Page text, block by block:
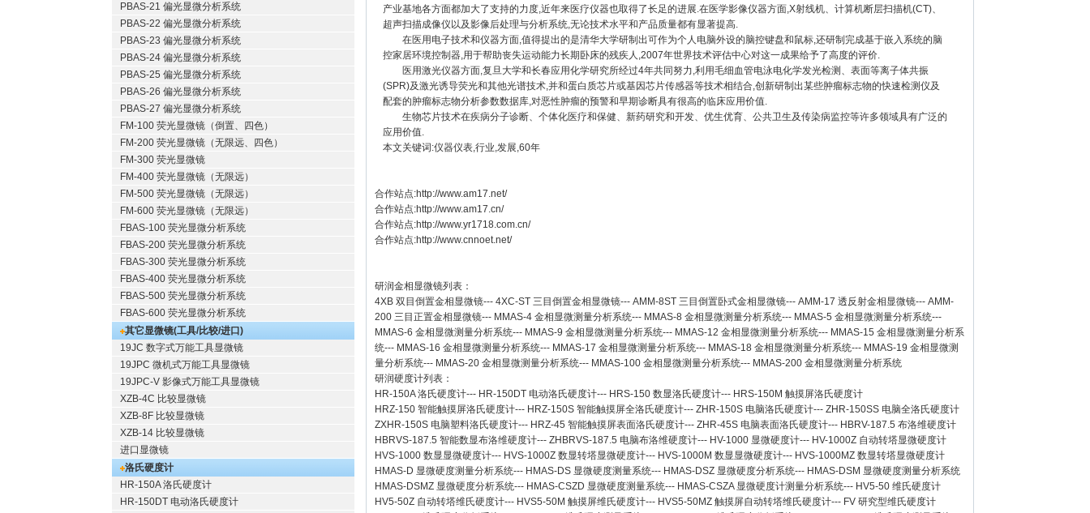
PBAS-21 偏光显微分析系统
PBAS-22 偏光显微分析系统
PBAS-23 偏光显微分析系统
PBAS-24 偏光显微分析系统
PBAS-25 偏光显微分析系统
PBAS-26 偏光显微分析系统
PBAS-27 偏光显微分析系统
FM-100 荧光显微镜（倒置、四色）
FM-200 荧光显微镜（无限远、四色）
FM-300 荧光显微镜
FM-400 荧光显微镜（无限远）
FM-500 荧光显微镜（无限远）
FM-600 荧光显微镜（无限远）
FBAS-100 荧光显微分析系统
FBAS-200 荧光显微分析系统
FBAS-300 荧光显微分析系统
FBAS-400 荧光显微分析系统
FBAS-500 荧光显微分析系统
FBAS-600 荧光显微分析系统
其它显微镜(工具/比较/进口)
19JC 数字式万能工具显微镜
19JPC 微机式万能工具显微镜
19JPC-V 影像式万能工具显微镜
XZB-4C 比较显微镜
XZB-8F 比较显微镜
XZB-14 比较显微镜
进口显微镜
洛氏硬度计
HR-150A 洛氏硬度计
HR-150DT 电动洛氏硬度计
产业基地各方面都加大了支持的力度,近年来医疗仪器也取得了长足的进展.在医学影像仪器方面,X射线机、计算机断层扫描机(CT)、
超声扫描成像仪以及影像后处理与分析系统,无论技术水平和产品质量都有显著提高.
在医用电子技术和仪器方面,值得提出的是清华大学研制出可作为个人电脑外设的脑控键盘和鼠标,还研制完成基于嵌入系统的脑
控家居环境控制器,用于帮助丧失运动能力长期卧床的残疾人,2007年世界技术评估中心对这一成果给予了高度的评价.
医用激光仪器方面,复旦大学和长春应用化学研究所经过4年共同努力,利用毛细血管电泳电化学发光检测、表面等离子体共振
(SPR)及激光诱导荧光和其他光谱技术,并和蛋白质芯片或基因芯片传感器等技术相结合,创新研制出某些肿瘤标志物的快速检测仪及
配套的肿瘤标志物分析参数数据库,对恶性肿瘤的预警和早期诊断具有很高的临床应用价值.
生物芯片技术在疾病分子诊断、个体化医疗和保健、新药研究和开发、优生优育、公共卫生及传染病监控等许多领域具有广泛的
应用价值.
本文关键词:仪器仪表,行业,发展,60年
合作站点:http://www.am17.net/
合作站点:http://www.am17.cn/
合作站点:http://www.yr1718.com.cn/
合作站点:http://www.cnnoet.net/
研润金相显微镜列表：
4XB 双目倒置金相显微镜--- 4XC-ST 三目倒置金相显微镜--- AMM-8ST 三目倒置卧式金相显微镜--- AMM-17 透反射金相显微镜--- AMM-
200 三目正置金相显微镜--- MMAS-4 金相显微测量分析系统--- MMAS-8 金相显微测量分析系统--- MMAS-5 金相显微测量分析系统---
MMAS-6 金相显微测量分析系统--- MMAS-9 金相显微测量分析系统--- MMAS-12 金相显微测量分析系统--- MMAS-15 金相显微测量分析系
统--- MMAS-16 金相显微测量分析系统--- MMAS-17 金相显微测量分析系统--- MMAS-18 金相显微测量分析系统--- MMAS-19 金相显微测
量分析系统--- MMAS-20 金相显微测量分析系统--- MMAS-100 金相显微测量分析系统--- MMAS-200 金相显微测量分析系统
研润硬度计列表：
HR-150A 洛氏硬度计--- HR-150DT 电动洛氏硬度计--- HRS-150 数显洛氏硬度计--- HRS-150M 触摸屏洛氏硬度计
HRZ-150 智能触摸屏洛氏硬度计--- HRZ-150S 智能触摸屏全洛氏硬度计--- ZHR-150S 电脑洛氏硬度计--- ZHR-150SS 电脑全洛氏硬度计
ZXHR-150S 电脑塑料洛氏硬度计--- HRZ-45 智能触摸屏表面洛氏硬度计--- ZHR-45S 电脑表面洛氏硬度计--- HBRV-187.5 布洛维硬度计
HBRVS-187.5 智能数显布洛维硬度计--- ZHBRVS-187.5 电脑布洛维硬度计--- HV-1000 显微硬度计--- HV-1000Z 自动转塔显微硬度计
HVS-1000 数显显微硬度计--- HVS-1000Z 数显转塔显微硬度计--- HVS-1000M 数显显微硬度计--- HVS-1000MZ 数显转塔显微硬度计
HMAS-D 显微硬度测量分析系统--- HMAS-DS 显微硬度测量系统--- HMAS-DSZ 显微硬度分析系统--- HMAS-DSM 显微硬度测量分析系统
HMAS-DSMZ 显微硬度分析系统--- HMAS-CSZD 显微硬度测量系统--- HMAS-CSZA 显微硬度计测量分析系统--- HV5-50 维氏硬度计
HV5-50Z 自动转塔维氏硬度计--- HVS5-50M 触摸屏维氏硬度计--- HVS5-50MZ 触摸屏自动转塔维氏硬度计--- FV 研究型维氏硬度计